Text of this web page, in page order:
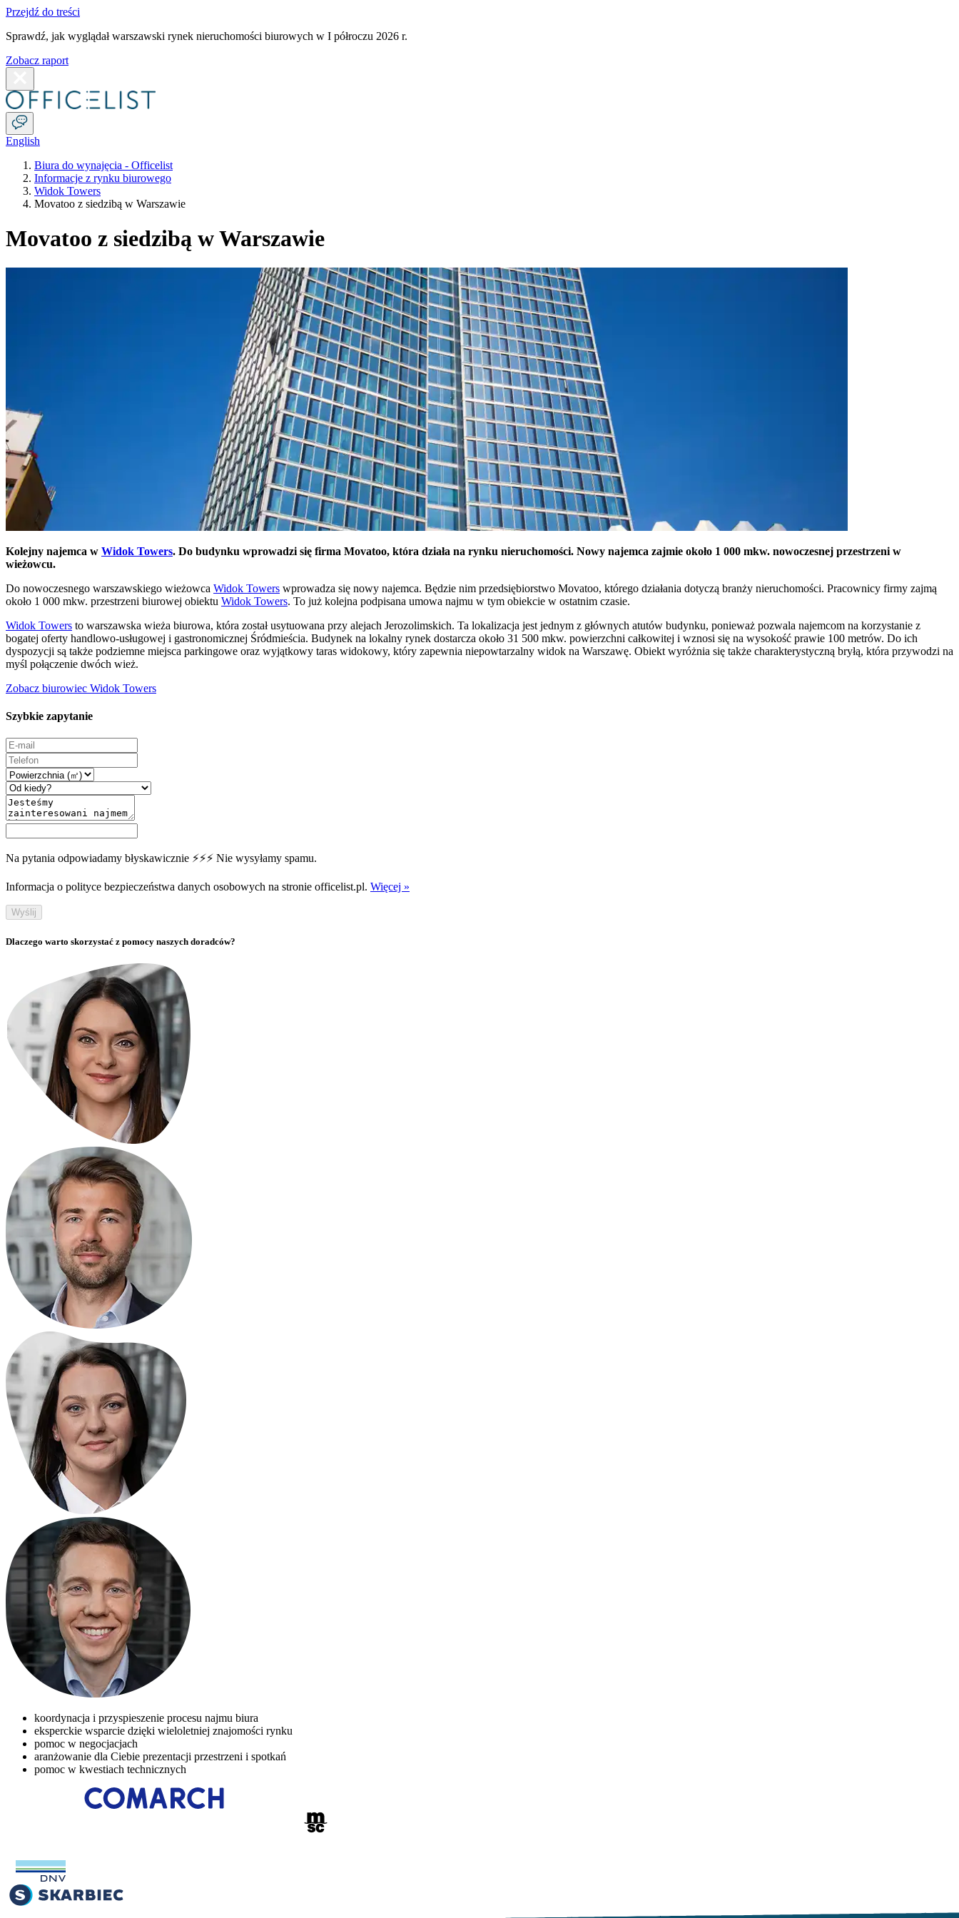
Przejdź do treści
Sprawdź, jak wyglądał warszawski rynek nieruchomości biurowych w I półroczu 2026 r.
Zobacz raport
English
Biura do wynajęcia - Officelist
Informacje z rynku biurowego
Widok Towers
Movatoo z siedzibą w Warszawie
Movatoo z siedzibą w Warszawie
Kolejny najemca w Widok Towers. Do budynku wprowadzi się firma Movatoo, która działa na rynku nieruchomości. Nowy najemca zajmie około 1 000 mkw. nowoczesnej przestrzeni w
wieżowcu.
Do nowoczesnego warszawskiego wieżowca Widok Towers wprowadza się nowy najemca. Będzie nim przedsiębiorstwo Movatoo, którego działania dotyczą branży nieruchomości. Pracownicy firmy zajmą
około 1 000 mkw. przestrzeni biurowej obiektu Widok Towers. To już kolejna podpisana umowa najmu w tym obiekcie w ostatnim czasie.
Widok Towers to warszawska wieża biurowa, która został usytuowana przy alejach Jerozolimskich. Ta lokalizacja jest jednym z głównych atutów budynku, ponieważ pozwala najemcom na korzystanie z
bogatej oferty handlowo-usługowej i gastronomicznej Śródmieścia. Budynek na lokalny rynek dostarcza około 31 500 mkw. powierzchni całkowitej i wznosi się na wysokość prawie 100 metrów. Do ich
dyspozycji są także podziemne miejsca parkingowe oraz wyjątkowy taras widokowy, który zapewnia niepowtarzalny widok na Warszawę. Obiekt wyróżnia się także charakterystyczną bryłą, która przywodzi na
myśl połączenie dwóch wież.
Zobacz biurowiec Widok Towers
Szybkie zapytanie
Na pytania odpowiadamy błyskawicznie ⚡⚡⚡ Nie wysyłamy spamu.
Informacja o polityce bezpieczeństwa danych osobowych na stronie officelist.pl. Więcej »
Wyślij
Dlaczego warto skorzystać z pomocy naszych doradców?
koordynacja i przyspieszenie procesu najmu biura
eksperckie wsparcie dzięki wieloletniej znajomości rynku
pomoc w negocjacjach
aranżowanie dla Ciebie prezentacji przestrzeni i spotkań
pomoc w kwestiach technicznych